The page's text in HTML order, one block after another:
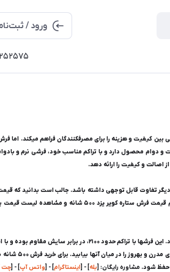
ورود /
که تأثیر مستقیم بر ظرافت و دوام محصول دارد و با تراکم مناسب خود، فرشی نرم و
12 متری مشهد با محصولات تولید یزد و کاشان مقایسه میشود و هرکدام ویژگی های خاص خود را دارند، اما کیفیت بالای محصولات ستاره کویر یزد همواره مورد تحسین قرار
فرش ماشینی 500 شانه با ضخامت و نرمی بالا به دلیل ارتفاع نخ خاب حدود ۱۲ میلیمتر، گزینه ای عالی برای فضاهایی است که نیاز به نشیمن و راحتی دارند و عایق مناسبی در برابر
باکیفیتی چون اکریلیک و پلی استر هیت ست، پرزدهی بسیار کمی دارند
حفظ شود. مشاوره رایگان: [بله] - [اینستاگرام] - [واتس آپ] - [چت